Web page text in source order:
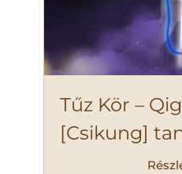
Tűz Kör –
[Csikung]